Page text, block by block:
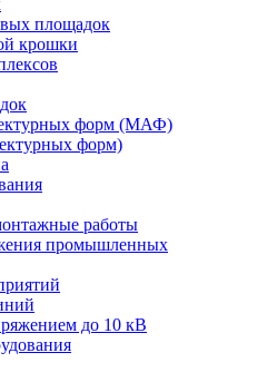
площадок
крошки
форм (МАФ)
форм)
работы
промышленных
до 10 кВ